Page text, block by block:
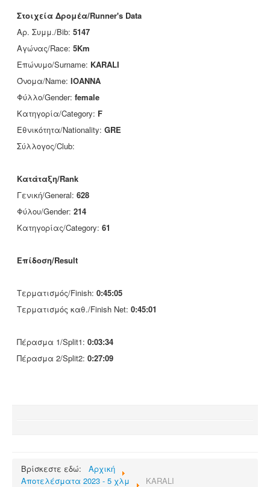
Στοιχεία Δρομέα/Runner's Data
Αρ. Συμμ./Bib: 5147
Αγώνας/Race: 5Km
Επώνυμο/Surname: KARALI
Όνομα/Name: IOANNA
Φύλλο/Gender: female
Κατηγορία/Category: F
Εθνικότητα/Nationality: GRE
Σύλλογος/Club:
Κατάταξη/Rank
Γενική/General: 628
Φύλου/Gender: 214
Κατηγορίας/Category: 61
Επίδοση/Result
Τερματισμός/Finish: 0:45:05
Τερματισμός καθ./Finish Net: 0:45:01
Πέρασμα 1/Split1: 0:03:34
Πέρασμα 2/Split2: 0:27:09
Βρίσκεστε εδώ:
Αρχική
Αποτελέσματα 2023 - 5 χλμ
KARALI